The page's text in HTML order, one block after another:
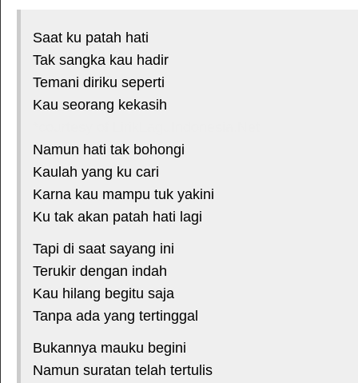
Saat ku patah hati
Tak sangka kau hadir
Temani diriku seperti
Kau seorang kekasih
Namun hati tak bohongi
Kaulah yang ku cari
Karna kau mampu tuk yakini
Ku tak akan patah hati lagi
Tapi di saat sayang ini
Terukir dengan indah
Kau hilang begitu saja
Tanpa ada yang tertinggal
Bukannya mauku begini
Namun suratan telah tertulis